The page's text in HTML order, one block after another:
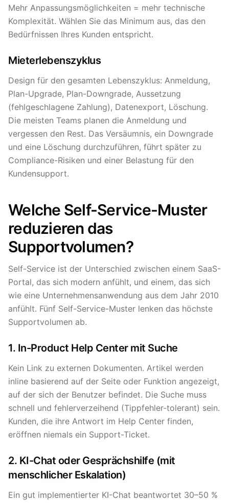
Mehr Anpassungsmöglichkeiten = mehr technische
Komplexität. Wählen Sie das Minimum aus, das den
Bedürfnissen Ihres Kunden entspricht.
Mieterlebenszyklus
Design für den gesamten Lebenszyklus: Anmeldung,
Plan-Upgrade, Plan-Downgrade, Aussetzung
(fehlgeschlagene Zahlung), Datenexport, Löschung.
Die meisten Teams planen die Anmeldung und
vergessen den Rest. Das Versäumnis, ein Downgrade
und eine Löschung durchzuführen, führt später zu
Compliance-Risiken und einer Belastung für den
Kundensupport.
Welche Self-Service-Muster
reduzieren das
Supportvolumen?
Self-Service ist der Unterschied zwischen einem SaaS-
Portal, das sich modern anfühlt, und einem, das sich
wie eine Unternehmensanwendung aus dem Jahr 2010
anfühlt. Fünf Self-Service-Muster lenken das höchste
Supportvolumen ab.
1. In-Product Help Center mit Suche
Kein Link zu externen Dokumenten. Artikel werden
inline basierend auf der Seite oder Funktion angezeigt,
auf der sich der Benutzer befindet. Die Suche muss
schnell und fehlerverzeihend (Tippfehler-tolerant) sein.
Kunden, die ihre Antwort im Help Center finden,
eröffnen niemals ein Support-Ticket.
2. KI-Chat oder Gesprächshilfe (mit
menschlicher Eskalation)
Ein gut implementierter KI-Chat beantwortet 30–50 %